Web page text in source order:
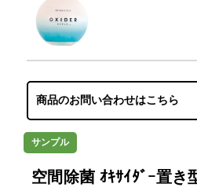
商品のお問い合わせはこちら
サンプル
空間除菌 ｵｷｻｲﾀﾞｰ置き